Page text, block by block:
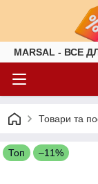
MARSAL - ВСЕ
Товари та
Топ –11%